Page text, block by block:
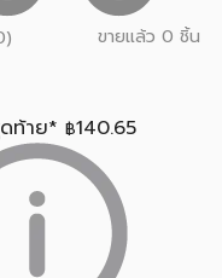
ขายแล้ว 0 ชิ้น
ท้าย* ฿140.65